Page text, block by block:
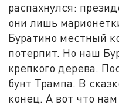
распахнулся:
они лишь
Буратино местный
потерпит. Но наш
крепкого дерева.
бунт Трампа. В
конец. А вот что нам